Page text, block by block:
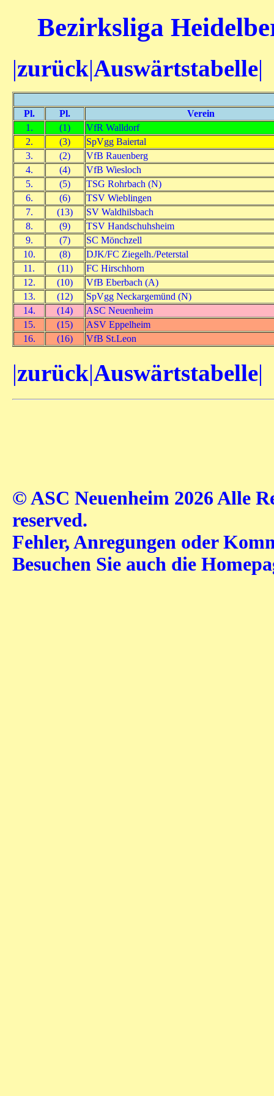
Bezirksliga
|zurück|Auswärtstabelle|
Pl. Pl.
Verein
1.
(1)
VfR Walldorf
2.
(3)
SpVgg Baiertal
3.
(2)
VfB Rauenberg
4.
(4)
VfB Wiesloch
5.
(5)
TSG Rohrbach (N)
6.
(6)
TSV Wieblingen
7.
(13)
SV Waldhilsbach
8.
(9)
TSV Handschuhsheim
9.
(7)
SC Mönchzell
10.
(8)
DJK/FC Ziegelh./Peterstal
11.
(11)
FC Hirschhorn
12.
(10)
VfB Eberbach (A)
13.
(12)
SpVgg Neckargemünd (N)
14.
(14)
ASC Neuenheim
15.
(15)
ASV Eppelheim
16.
(16) VfB St.Leon
|zurück|Auswärtstabelle|
© ASC Neuenheim 2026 Alle
reserved.
Fehler, Anregungen oder
Besuchen Sie auch die